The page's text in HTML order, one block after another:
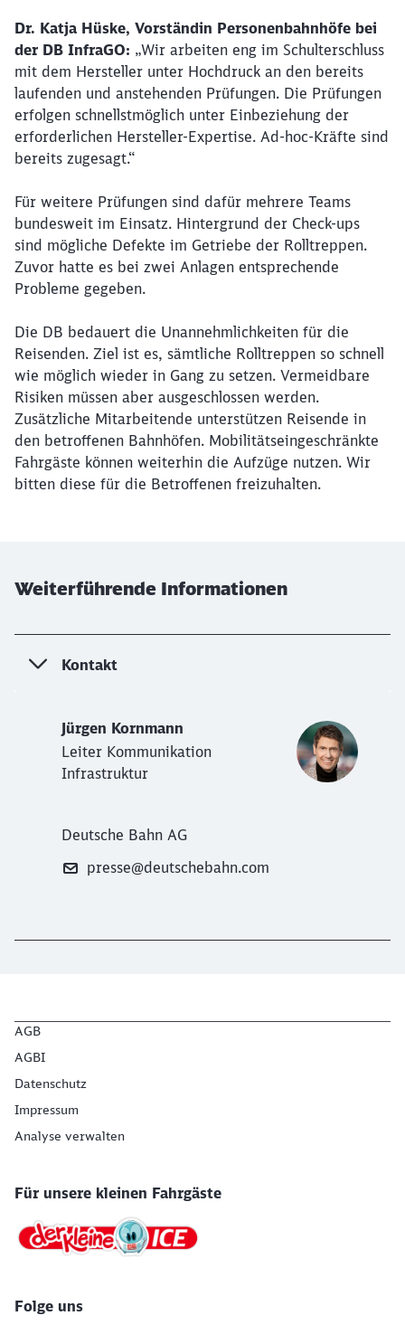
Dr. Katja Hüske, Vorständin Personenbahnhöfe bei
der DB InfraGO: „Wir arbeiten eng im Schulterschluss
mit dem Hersteller unter Hochdruck an den bereits
laufenden und anstehenden Prüfungen. Die Prüfungen
erfolgen schnellstmöglich unter Einbeziehung der
erforderlichen Hersteller-Expertise. Ad-hoc-Kräfte sind
bereits zugesagt.“
Für weitere Prüfungen sind dafür mehrere Teams
bundesweit im Einsatz. Hintergrund der Check-ups
sind mögliche Defekte im Getriebe der Rolltreppen.
Zuvor hatte es bei zwei Anlagen entsprechende
Probleme gegeben.
Die DB bedauert die Unannehmlichkeiten für die
Reisenden. Ziel ist es, sämtliche Rolltreppen so schnell
wie möglich wieder in Gang zu setzen. Vermeidbare
Risiken müssen aber ausgeschlossen werden.
Zusätzliche Mitarbeitende unterstützen Reisende in
den betroffenen Bahnhöfen. Mobilitätseingeschränkte
Fahrgäste können weiterhin die Aufzüge nutzen. Wir
bitten diese für die Betroffenen freizuhalten.
Weiterführende Informationen
Kontakt
Jürgen Kornmann
Leiter Kommunikation
Infrastruktur
Deutsche Bahn AG
presse@deutschebahn.com
AGB
AGBI
Datenschutz
Impressum
Analyse verwalten
Für unsere kleinen Fahrgäste
Folge uns
Schließen
Möchten Sie zuweitergeleitet
werden?
Abbrechen Weiter